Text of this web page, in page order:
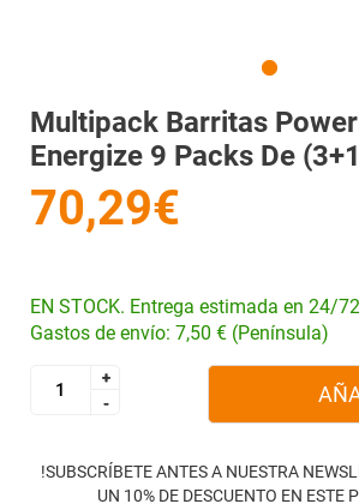
Multipack Barritas
Energize 9 Packs De
70,29€
EN STOCK. Entrega estimada en 24/
Gastos de envío: 7,50 € (Península)
+
-
+
-
!SUBSCRÍBETE ANTES A NUESTRA
UN 10% DE DESCUENTO EN ESTE